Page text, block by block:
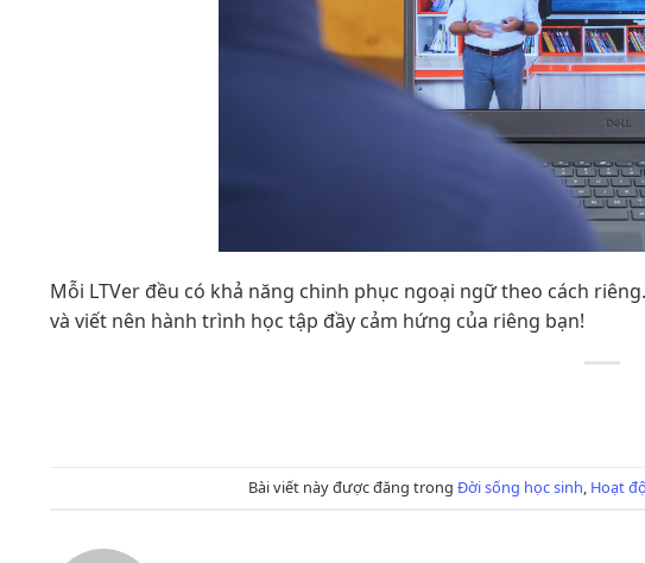
Mỗi LTVer đều có khả năng chinh phục ngoại ngữ theo cách
và viết nên hành trình học tập đầy cảm hứng của riêng bạn!
Bài viết này được đăng trong Đời sống học sinh, Hoạt